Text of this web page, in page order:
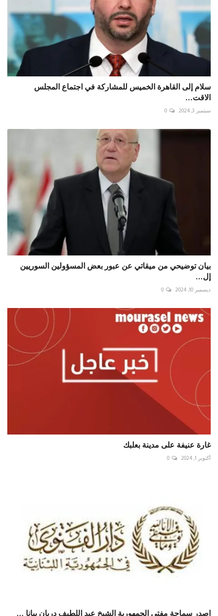
سلام إلى القاهرة الخميس للمشاركة في اجتماع المجلس
الاقت...
سبتمبر 3, 2024 0
بيان توضيحي من ميقاتي عن عبور بعض المسؤولين السوريين
إل...
ديسمبر 10, 2024 0
غارة عنيفة على مدينة ‎بعلبك
أكتوبر 1, 2024 0
اصدر سماحة مفتي الجمهورية الشيخ عبد اللطيف دريان بيانا ...